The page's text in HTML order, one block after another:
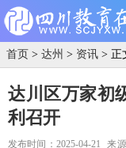
首页 > 达州 > 资讯 > 正
达川区万家初
利召开
发布时间：2025-04-21 来